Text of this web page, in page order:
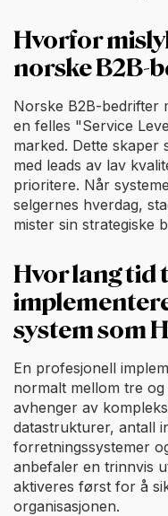
Hvorfor
norske B2B-
Norske B2B-bedrifter
en felles "Service
marked. Dette skaper
med leads av lav
prioritere. Når
selgernes hverdag,
mister sin strategiske
Hvor lang tid
system som
En profesjonell
normalt mellom tre
avhenger av
datastrukturer, antall
forretningssystemer
anbefaler en trinnvis
aktiveres først for å
organisasjonen.